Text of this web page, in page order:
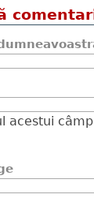
acestui